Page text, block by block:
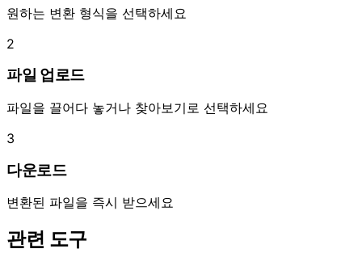
원하는 변환 형식을 선택하세요
2
파일 업로드
파일을 끌어다 놓거나 찾아보기로 선택하세요
3
다운로드
변환된 파일을 즉시 받으세요
관련 도구